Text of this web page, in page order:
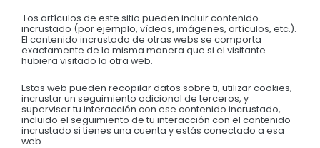
Los artículos de este sitio pueden incluir contenido
incrustado (por ejemplo, vídeos, imágenes, artículos, etc.).
El contenido incrustado de otras webs se comporta
exactamente de la misma manera que si el visitante
hubiera visitado la otra web.
Estas web pueden recopilar datos sobre ti, utilizar cookies,
incrustar un seguimiento adicional de terceros, y
supervisar tu interacción con ese contenido incrustado,
incluido el seguimiento de tu interacción con el contenido
incrustado si tienes una cuenta y estás conectado a esa
web.